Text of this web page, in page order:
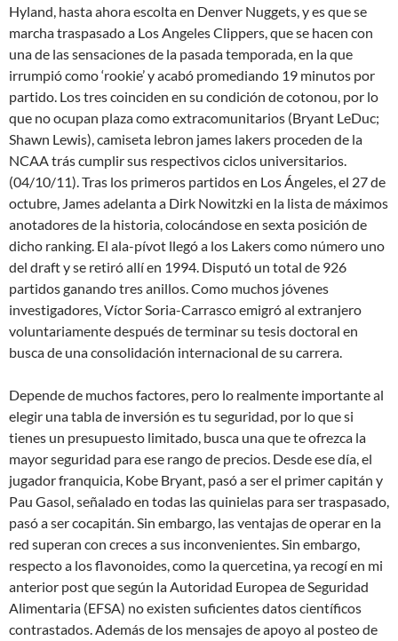
Hyland, hasta ahora escolta en Denver Nuggets, y es que se
marcha traspasado a Los Angeles Clippers, que se hacen con
una de las sensaciones de la pasada temporada, en la que
irrumpió como ‘rookie’ y acabó promediando 19 minutos por
partido. Los tres coinciden en su condición de cotonou, por lo
que no ocupan plaza como extracomunitarios (Bryant LeDuc;
Shawn Lewis), camiseta lebron james lakers proceden de la
NCAA trás cumplir sus respectivos ciclos universitarios.
(04/10/11). Tras los primeros partidos en Los Ángeles, el 27 de
octubre, James adelanta a Dirk Nowitzki en la lista de máximos
anotadores de la historia, colocándose en sexta posición de
dicho ranking. El ala-pívot llegó a los Lakers como número uno
del draft y se retiró allí en 1994. Disputó un total de 926
partidos ganando tres anillos. Como muchos jóvenes
investigadores, Víctor Soria-Carrasco emigró al extranjero
voluntariamente después de terminar su tesis doctoral en
busca de una consolidación internacional de su carrera.
Depende de muchos factores, pero lo realmente importante al
elegir una tabla de inversión es tu seguridad, por lo que si
tienes un presupuesto limitado, busca una que te ofrezca la
mayor seguridad para ese rango de precios. Desde ese día, el
jugador franquicia, Kobe Bryant, pasó a ser el primer capitán y
Pau Gasol, señalado en todas las quinielas para ser traspasado,
pasó a ser cocapitán. Sin embargo, las ventajas de operar en la
red superan con creces a sus inconvenientes. Sin embargo,
respecto a los flavonoides, como la quercetina, ya recogí en mi
anterior post que según la Autoridad Europea de Seguridad
Alimentaria (EFSA) no existen suficientes datos científicos
contrastados. Además de los mensajes de apoyo al posteo de